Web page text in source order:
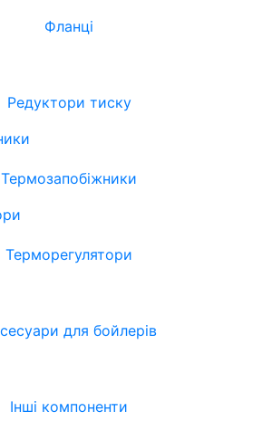
Фланці
Редуктори тиску
Термозапобіжники
Терморегулятори
для бойлерів
Інші компоненти